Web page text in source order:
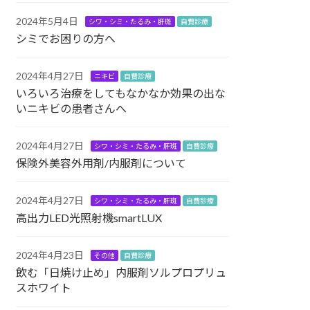
2024年5月4日 シワ・シミ・たるみ・肝斑 自費診療
シミでお困りの方へ
2024年4月27日 ニキビ 自費診療
いろいろ治療をしてもなかなか効果の出な
いニキビの患者さんへ
2024年4月27日 シワ・シミ・たるみ・肝斑 自費診療
保険外美容外用剤/内服剤について
2024年4月27日 シワ・シミ・たるみ・肝斑 自費診療
高出力LED光照射機smartLUX
2024年4月23日 その他 自費診療
飲む「日焼け止め」内服剤ソルプロプリュ
スホワイト